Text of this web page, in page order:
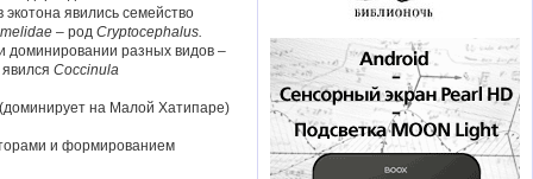
явились семейство
– род Cryptocephalus.
доминировании разных видов –
Coccinula
(доминирует на Малой Хатипаре)
и формированием